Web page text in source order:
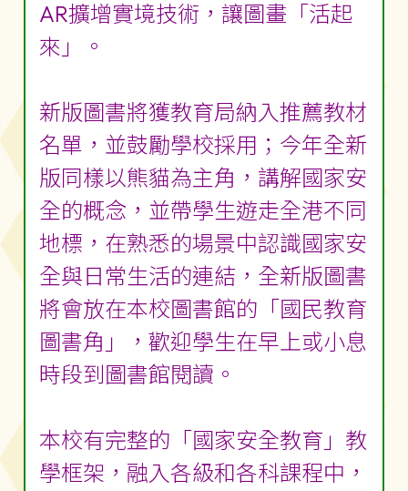
AR擴增實境技術，讓圖畫「活起
來」。
新版圖書將獲教育局納入推薦教材
名單，並鼓勵學校採用；今年全新
版同樣以熊貓為主角，講解國家安
全的概念，並帶學生遊走全港不同
地標，在熟悉的場景中認識國家安
全與日常生活的連結，全新版圖書
將會放在本校圖書館的「國民教育
圖書角」，歡迎學生在早上或小息
時段到圖書館閱讀。
本校有完整的「國家安全教育」教
學框架，融入各級和各科課程中，